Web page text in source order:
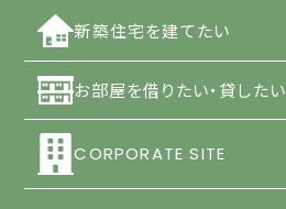
新築住宅を建てたい
お部屋を借りたい・貸したい
CORPORATE SITE